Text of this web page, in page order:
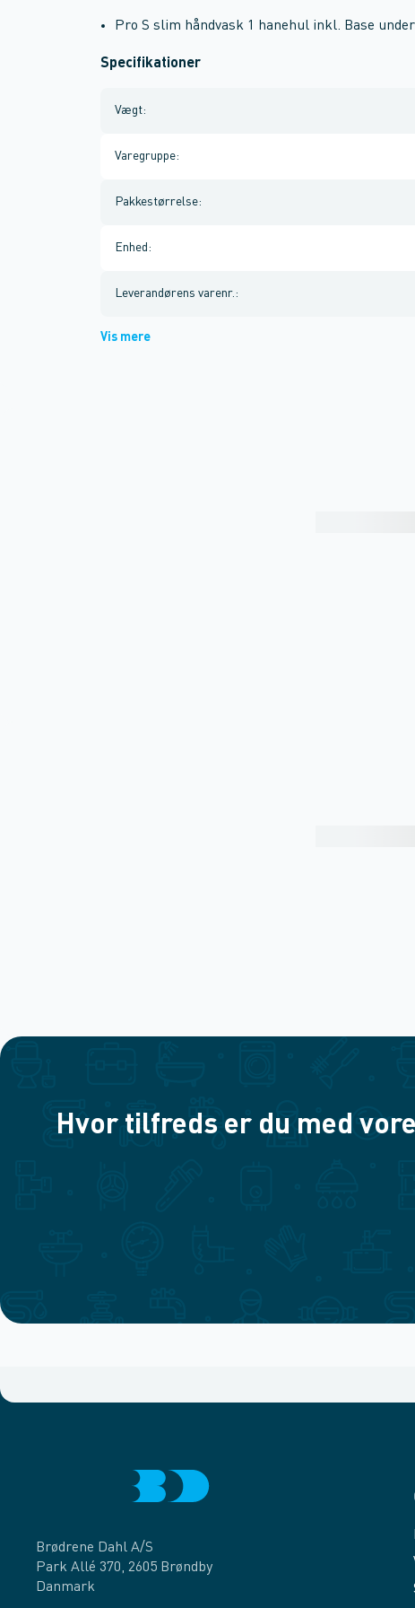
Pro S slim håndvask 1 hanehul inkl. Base
Specifikationer
Vægt:
Varegruppe:
Pakkestørrelse:
Enhed :
Leverandørens varenr. :
Vis mere
Hvor tilfreds er du med
Brødrene Dahl A/S
Park Allé 370, 2605 Brøndby
Danmark